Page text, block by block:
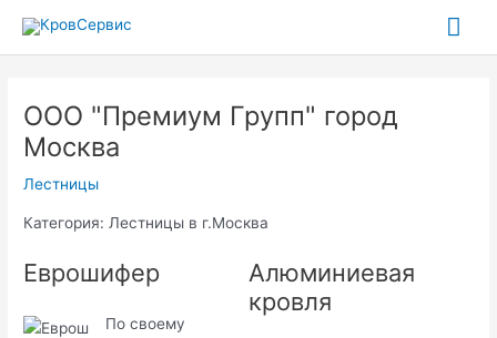
содержимому
ООО "Премиум Групп" город
Москва
Лестницы
Категория: Лестницы в г.Москва
Еврошифер
По своему
Алюминиевая
кровля